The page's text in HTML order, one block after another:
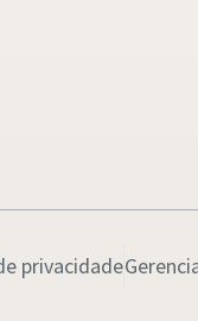
privacidade